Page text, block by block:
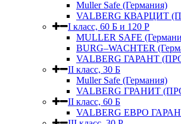
Muller Safe (Германия)
VALBERG КВАРЦИТ
I класс, 60 Б и 120 Р
MULLER SAFE
BURG–WACHTER
VALBERG ГАРАНТ
II класс, 30 Б
Muller Safe (Германия)
VALBERG ГРАНИТ
II класс, 60 Б
VALBERG ЕВРО